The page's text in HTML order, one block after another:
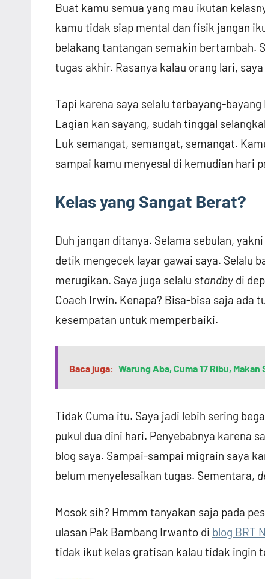
Buat kamu semua yang mau ikutan
kamu tidak siap mental dan fisik jangan
belakang tantangan semakin bertambah.
tugas akhir. Rasanya kalau orang lari,
Tapi karena saya selalu terbayang-
Lagian kan sayang, sudah tinggal
Luk semangat, semangat, semangat.
sampai kamu menyesal di kemudian hari
Kelas yang Sangat Berat?
Duh jangan ditanya. Selama sebulan,
detik mengecek layar gawai saya. Selalu
merugikan. Saya juga selalu standby di
Coach Irwin. Kenapa? Bisa-bisa saja ada
kesempatan untuk memperbaiki.
Baca juga: Warung Aba, Cuma 17 Ribu,
Tidak Cuma itu. Saya jadi lebih sering
pukul dua dini hari. Penyebabnya karena
blog saya. Sampai-sampai migrain saya
belum menyelesaikan tugas. Sementara,
Mosok sih? Hmmm tanyakan saja pada
ulasan Pak Bambang Irwanto di blog BRT
tidak ikut kelas gratisan kalau tidak ingin